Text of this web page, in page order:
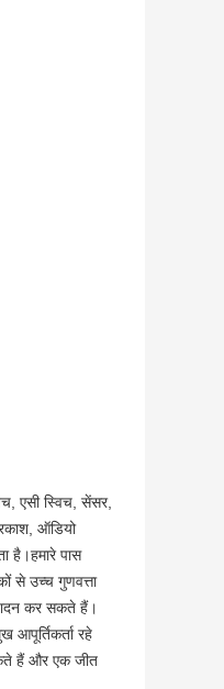
एसी स्विच, सेंसर,
ऑडियो
है।हमारे पास
से उच्च गुणवत्ता
कर सकते हैं।
रहे
हैं और एक जीत